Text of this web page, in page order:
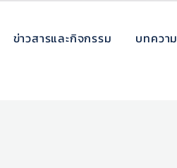
ข่าวสารและกิจกรรม บทความ